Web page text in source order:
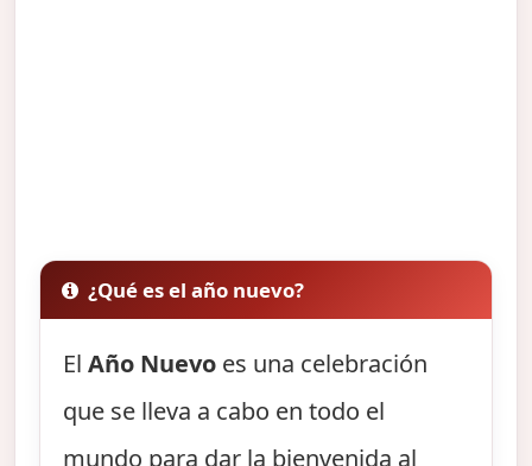
¿Qué es el año nuevo?
ElAño Nuevo es una celebración
que se lleva a cabo en todo el
mundo para dar la bienvenida al